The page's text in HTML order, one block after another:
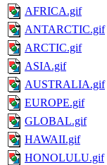
AFRICA.gif
ANTARCTIC.gif
ARCTIC.gif
ASIA.gif
AUSTRALIA.gif
EUROPE.gif
GLOBAL.gif
HAWAII.gif
HONOLULU.gif